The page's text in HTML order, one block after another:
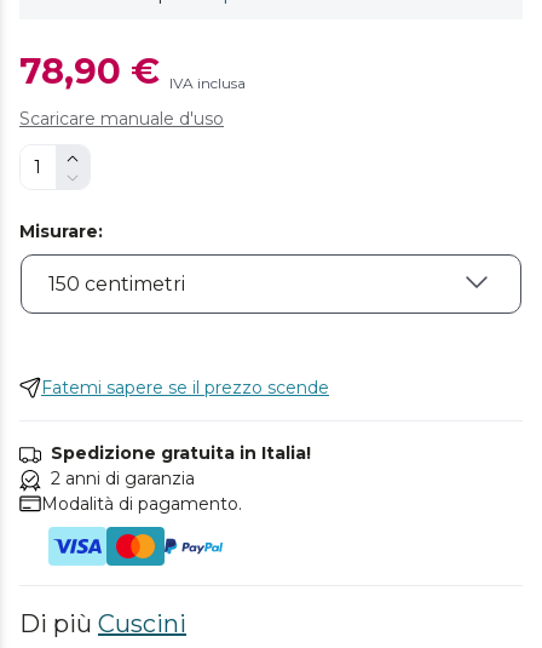
78,90 € IVA inclusa
Scaricare manuale d'uso
Misurare:
Fatemi sapere se il prezzo scende
Spedizione gratuita in Italia!
2 anni di garanzia
Modalità di pagamento.
Di più Cuscini